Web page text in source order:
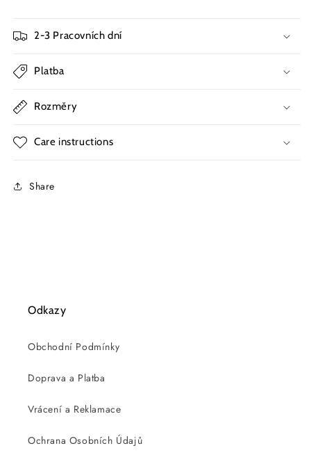
2-3 Pracovních dní
Platba
Rozměry
Care instructions
Share
Odkazy
Obchodní Podmínky
Doprava a Platba
Vrácení a Reklamace
Ochrana Osobních Údajů